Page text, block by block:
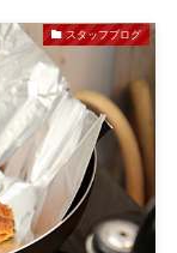
スタッフブログ